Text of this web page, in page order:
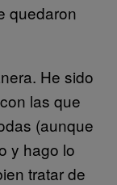
quedaron
He sido
las que
(aunque
y hago lo
tratar de